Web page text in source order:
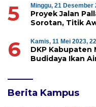
5 Minggu, 21 Desember
Proyek Jalan
Sorotan, Titik
6 Kamis, 11 Mei 2023,
DKP Kabupaten
Budidaya Ikan
Berita Kampus